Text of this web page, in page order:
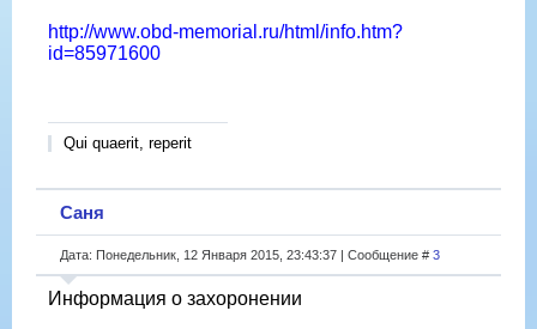
http://www.obd-memorial.ru/html/info.htm?
id=85971600
Qui quaerit, reperit
Саня
Дата: Понедельник, 12 Января 2015, 23:43:37 | Сообщение # 3
Информация о захоронении